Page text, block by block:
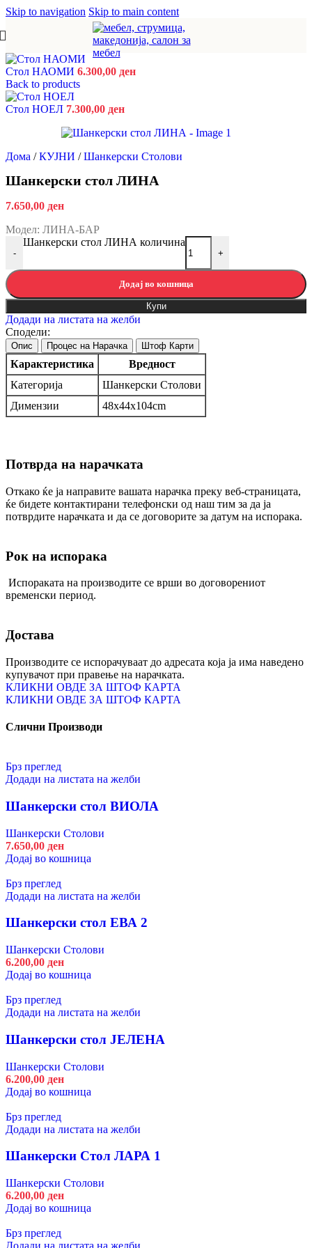
Skip to navigation Skip to main content
Стол НАОМИ 6.300,00 ден
Back to products
Стол НОЕЛ 7.300,00 ден
Дома / КУЈНИ / Шанкерски Столови
Шанкерски стол ЛИНА
7.650,00 ден
Модел: ЛИНА-БАР
-
Шанкерски стол ЛИНА количина
+
Додај во кошница
Купи
Додади на листата на желби
Сподели:
Опис Процес на Нарачка Штоф Карти
Карактеристика
Вредност
Категорија
Шанкерски Столови
Димензии
48х44х104cm
Потврда на нарачката
Откако ќе ја направите вашата нарачка преку веб-страницата,
ќе бидете контактирани телефонски од наш тим за да ја
потврдите нарачката и да се договорите за датум на испорака.
Рок на испорака
Испораката на производите се врши во договорениот
временски период.
Достава
Производите се испорачуваат до адресата која ја има наведено
купувачот при правење на нарачката.
КЛИКНИ ОВДЕ ЗА ШТОФ КАРТА
КЛИКНИ ОВДЕ ЗА ШТОФ КАРТА
Слични Производи
Брз преглед
Додади на листата на желби
Шанкерски стол ВИОЛА
Шанкерски Столови
7.650,00 ден
Додај во кошница
Брз преглед
Додади на листата на желби
Шанкерски стол ЕВА 2
Шанкерски Столови
6.200,00 ден
Додај во кошница
Брз преглед
Додади на листата на желби
Шанкерски стол ЈЕЛЕНА
Шанкерски Столови
6.200,00 ден
Додај во кошница
Брз преглед
Додади на листата на желби
Шанкерски Стол ЛАРА 1
Шанкерски Столови
6.200,00 ден
Додај во кошница
Брз преглед
Додади на листата на желби